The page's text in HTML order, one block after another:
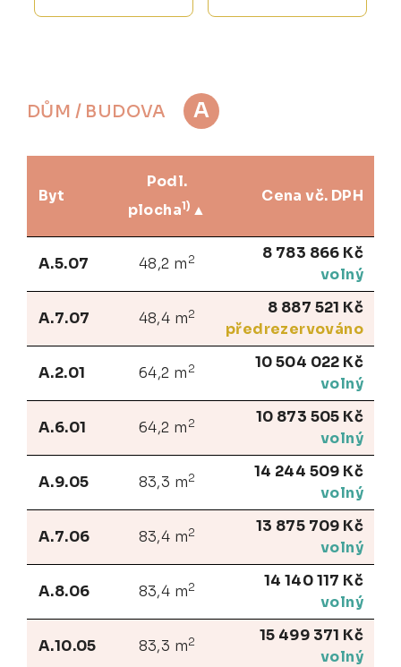
DŮM / BUDOVA A
Byt
Podl.
plocha1)
Cena vč. DPH
A.5.07 48,2 m 2
8 783 866 Kč
volný
A.7.07 48,4 m2
8 887 521 Kč
předrezervováno
A.2.01 64,2 m 2
10 504 022 Kč
volný
A.6.01 64,2 m 2
10 873 505 Kč
volný
A.9.05 83,3 m2
14 244 509 Kč
volný
A.7.06 83,4 m2
13 875 709 Kč
volný
A.8.06 83,4 m2
14 140 117 Kč
volný
A.10.05 83,3 m2
15 499 371 Kč
volný